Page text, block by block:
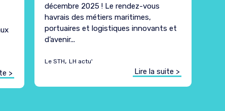
>
décembre 2025 ! Le rendez-vous
havrais des métiers maritimes,
portuaires et logistiques innovants et
d’avenir...
Le STH, LH actu'
Lire la suite >